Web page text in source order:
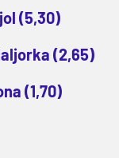
(5,30)
(2,65)
(1,70)